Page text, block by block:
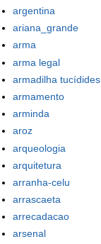
argentina
ariana_grande
arma
arma legal
armadilha tucídides
armamento
arminda
aroz
arqueologia
arquitetura
arranha-celu
arrascaeta
arrecadacao
arsenal